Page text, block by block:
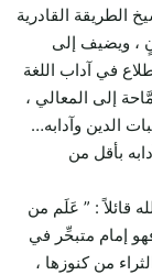
الطريقة القادرية
، ويضيف إلى
في آداب اللغة
إلى المعالي ،
الدين وآدابه…
بأقل من
قائلاً : ” عَلَم من
إمام متبحِّر في
من كنوزها ،